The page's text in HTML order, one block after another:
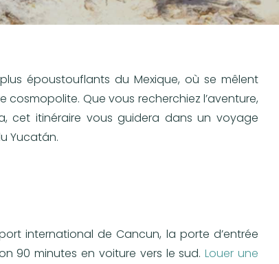
époustouflants du Mexique, où se mêlent
Que vous recherchiez l’aventure,
cet itinéraire vous guidera dans un voyage
Yucatán.
international de Cancun, la porte d’entrée
90 minutes en voiture vers le sud.Louer une